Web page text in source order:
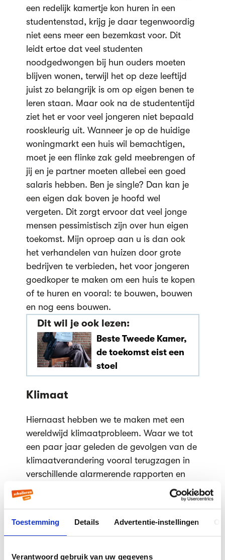
Toestemming Details Advertentie-instellingen
Verantwoord gebruik van uw gegevens
een redelijk kamertje kon huren in een
studentenstad, krijg je daar tegenwoordig
niet eens meer een bezemkast voor. Dit
leidt ertoe dat veel studenten
noodgedwongen bij hun ouders moeten
blijven wonen, terwijl het op deze leeftijd
juist zo belangrijk is om op eigen benen te
leren staan. Maar ook na de studententijd
ziet het er voor veel jongeren niet bepaald
rooskleurig uit. Wanneer je op de huidige
woningmarkt een huis wil bemachtigen,
moet je een flinke zak geld meebrengen of
jij en je partner moeten allebei een goed
salaris hebben. Ben je single? Dan kan je
een eigen dak boven je hoofd wel
vergeten. Dit zorgt ervoor dat veel jonge
mensen pessimistisch zijn over hun eigen
toekomst. Mijn oproep aan u is dan ook
het verhandelen van huizen door grote
bedrijven te verbieden, het voor jongeren
goedkoper te maken om een huis te kopen
of te huren en vooral: te bouwen, bouwen
en nog eens bouwen.
Dit wil je ook lezen:
Beste Tweede Kamer,
de toekomst eist een
stoel
Klimaat
Hiernaast hebben we te maken met een
wereldwijd klimaatprobleem. Waar we tot
een paar jaar geleden de gevolgen van de
klimaatverandering vooral terugzagen in
verschillende alarmerende rapporten en
weerrecords, zien we nu ook in toenemende
mate met onze eigen ogen de gevolgen:
overstromingen in Limburg en delen van
leven kostten. Veel jongeren zijn bang dat